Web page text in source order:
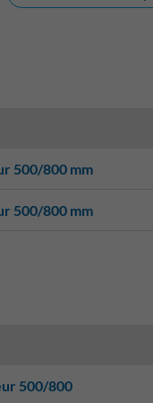
500/800 mm
500/800 mm
500/800